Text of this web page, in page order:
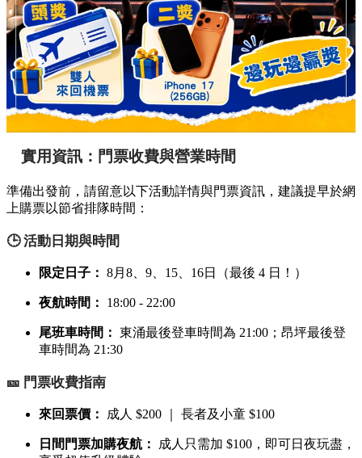
實用資訊：門票收費與營業時間
準備出發前，請留意以下活動詳情與門票資訊，建議提早於網
上購票以節省排隊時間：
🕒 活動日期與時間
限定日子： 8月8、9、15、16日（最後 4 日！）
夜航時間： 18:00 - 22:00
尾班車時間： 東涌最後登車時間為 21:00；昂坪最後登
車時間為 21:30
🎫 門票收費指南
來回票價： 成人 $200 ｜ 長者及小童 $100
日間門票加購夜航：
成人只需加 $100，即可日夜玩盡，